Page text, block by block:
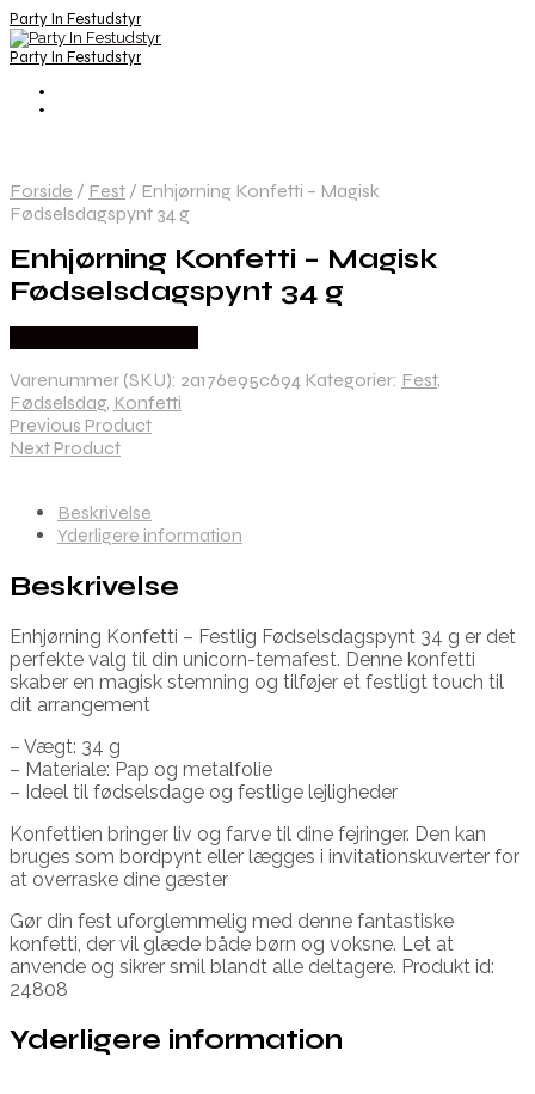
Party In Festudstyr
Party In Festudstyr
Forside / Fest / Enhjørning Konfetti – Magisk
Fødselsdagspynt 34 g
Enhjørning Konfetti – Magisk
Fødselsdagspynt 34 g
Varenummer (SKU): 2a176e95c694 Kategorier: Fest,
Fødselsdag, Konfetti
Previous Product
Next Product
Beskrivelse
Yderligere information
Beskrivelse
Enhjørning Konfetti – Festlig Fødselsdagspynt 34 g er det
perfekte valg til din unicorn-temafest. Denne konfetti
skaber en magisk stemning og tilføjer et festligt touch til
dit arrangement
– Vægt: 34 g
– Materiale: Pap og metalfolie
– Ideel til fødselsdage og festlige lejligheder
Konfettien bringer liv og farve til dine fejringer. Den kan
bruges som bordpynt eller lægges i invitationskuverter for
at overraske dine gæster
Gør din fest uforglemmelig med denne fantastiske
konfetti, der vil glæde både børn og voksne. Let at
anvende og sikrer smil blandt alle deltagere. Produkt id:
24808
Yderligere information